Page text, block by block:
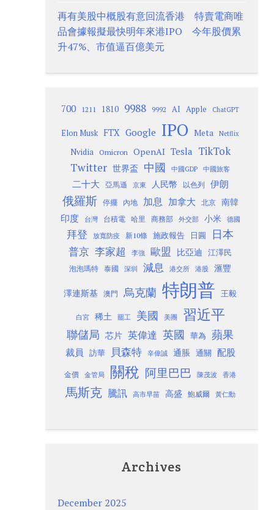
再有美股中概股有意回流香港 特賣電商唯
品會據報擬最快明年來港IPO 今年股價累
升47%、市值逼百億美元
700 1211 1810 9988 9992 AI Apple ChatGPT
Elon Musk FTX Google IPO Meta Netflix
Nvidia Omicron OpenAI Tesla TikTok
Twitter 世界盃 中國 中國GDP 中國旅客
二十大 亞馬遜 京東 人民幣 以色列 伊朗
俄羅斯 停擺 內地 加息 加拿大 北京
南韓
印度
台灣 台積電 哈里 商務部 外交部 小米 德國
拜登 放寬防疫 新10條 施政報告 日圓 日本
普京 李家超 李強 歐盟 比亞迪 江澤民
泡泡瑪特 泰國 深圳 減息 港交所 港股 滙豐
澤連斯基 澳門 烏克蘭 特朗普 王毅
白宮 稀土 罷工 美國 美團 習近平
聯儲局 芯片 英偉達 英國 華為 蘋果
裁員 訪華 貝森特 辛偉誠 通脹 通關 配股
金價 金管局 關稅 阿里巴巴 陳茂波 香港
馬斯克 騰訊 高市早苗 高盛 鮑威爾 黃仁勳
Archives
December 2025